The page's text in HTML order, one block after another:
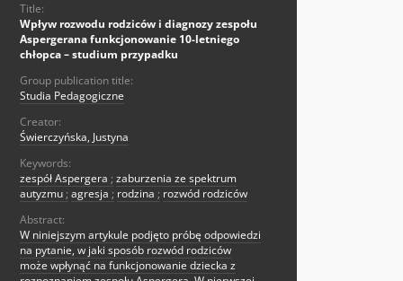
Title:
Wpływ rozwodu rodziców i diagnozy zespołu
Aspergerana funkcjonowanie 10-letniego
chłopca – studium przypadku
Group publication title:
Studia Pedagogiczne
Creator:
Świerczyńska, Justyna
Keywords:
zespół Aspergera ; zaburzenia ze spektrum
autyzmu ; agresja ; rodzina ; rozwód rodziców
Abstract:
W niniejszym artykule podjęto próbę odpowiedzi
na pytanie, w jaki sposób rozwód rodziców
może wpłynąć na funkcjonowanie dziecka z